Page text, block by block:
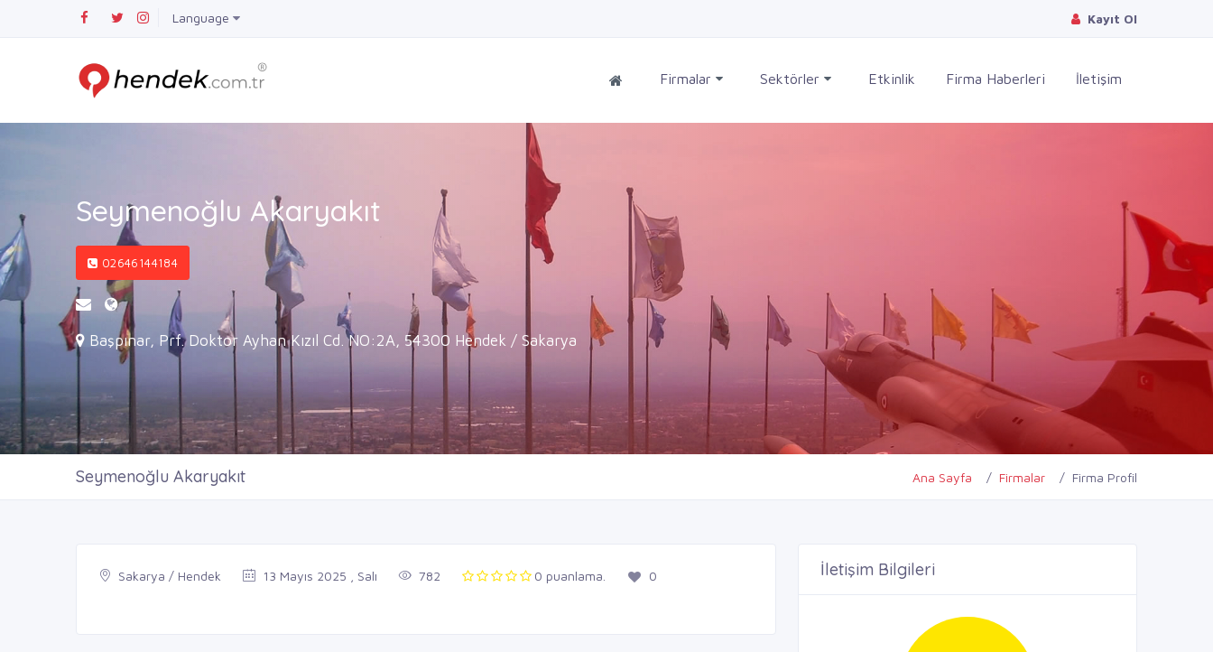
Language Kayıt Ol
Firmalar Sektörler Etkinlik Firma Haberleri İletişim
Seymenoğlu Akaryakıt
02646144184
Başpınar, Prf. Doktor Ayhan Kızıl Cd. NO:2A, 54300 Hendek / Sakarya
Seymenoğlu Akaryakıt Ana Sayfa Firmalar Firma Profil
Sakarya / Hendek 13 Mayıs 2025 , Salı 782 0 puanlama. 0 İletişim Bilgileri